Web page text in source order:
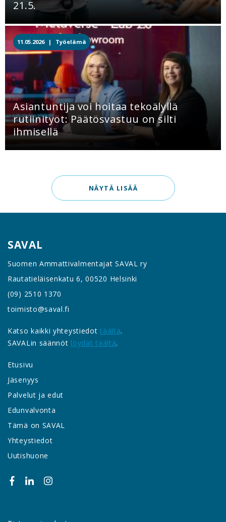
21.5.
11.05.2026 | Työelämä
Asiantuntija voi hoitaa tekoälyllä
rutiinityöt: Päätösvastuu on silti
ihmisellä
NÄYTÄ LISÄÄ
SAVAL
Suomen Ammattivalmentajat SAVAL ry
Rautatieläisenkatu 6, 00520 Helsinki
(09) 2510 1370
toimisto@saval.fi
Katso kaikki yhteystiedottäältä.
SAVALin säännöt löydät täältä.
Etusivu
Jäsenyys
Palvelut ja edut
Edunvalvonta
Tämä on SAVAL
Yhteystiedot
Uutishuone